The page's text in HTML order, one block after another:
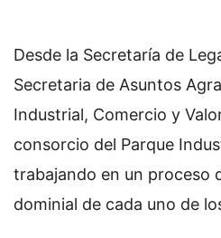
Desde la Secretaría de
Secretaria de Asuntos
Industrial, Comercio y
consorcio del Parque
trabajando en un proceso
dominial de cada uno de